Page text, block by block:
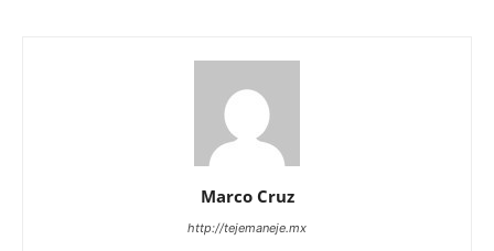
Marco Cruz
http://tejemaneje.mx